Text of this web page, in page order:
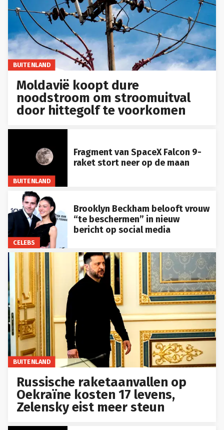
BUITENLAND
Moldavië koopt dure
noodstroom om stroomuitval
door hittegolf te voorkomen
BUITENLAND
Fragment van SpaceX Falcon 9-
raket stort neer op de maan
CELEBS
Brooklyn Beckham belooft vrouw
“te beschermen” in nieuw
bericht op social media
BUITENLAND
Russische raketaanvallen op
Oekraïne kosten 17 levens,
Zelensky eist meer steun